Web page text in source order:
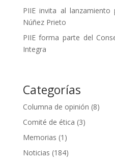
PIIE invita al
Núñez Prieto
PIIE forma parte del
Integra
Categorías
Columna de opinión (8)
Comité de ética (3)
Memorias (1)
Noticias (184)